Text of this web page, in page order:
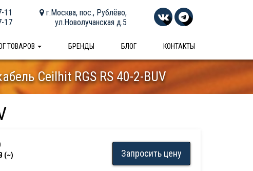
11
17
г.Москва, пос., Рублёво,
ул.Новолучанская д.5
ТОВАРОВ БРЕНДЫ БЛОГ КОНТАКТЫ
Ceilhit RGS RS 40-2-BUV
(~)
Запросить цену